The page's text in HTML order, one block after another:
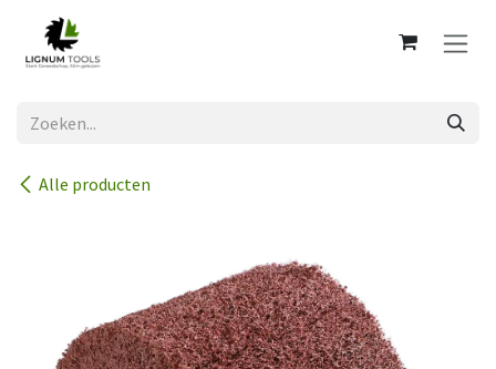
Overslaan naar inhoud
Alle producten